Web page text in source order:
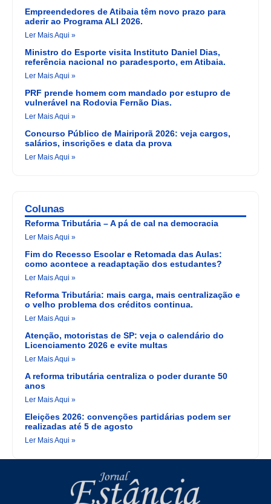
Empreendedores de Atibaia têm novo prazo para
aderir ao Programa ALI 2026.
Ler Mais Aqui »
Ministro do Esporte visita Instituto Daniel Dias,
referência nacional no paradesporto, em Atibaia.
Ler Mais Aqui »
PRF prende homem com mandado por estupro de
vulnerável na Rodovia Fernão Dias.
Ler Mais Aqui »
Concurso Público de Mairiporã 2026: veja cargos,
salários, inscrições e data da prova
Ler Mais Aqui »
Colunas
Reforma Tributária – A pá de cal na democracia
Ler Mais Aqui »
Fim do Recesso Escolar e Retomada das Aulas:
como acontece a readaptação dos estudantes?
Ler Mais Aqui »
Reforma Tributária: mais carga, mais centralização e
o velho problema dos créditos continua.
Ler Mais Aqui »
Atenção, motoristas de SP: veja o calendário do
Licenciamento 2026 e evite multas
Ler Mais Aqui »
A reforma tributária centraliza o poder durante 50
anos
Ler Mais Aqui »
Eleições 2026: convenções partidárias podem ser
realizadas até 5 de agosto
Ler Mais Aqui »